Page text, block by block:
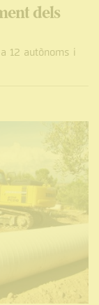
dels
12 autònoms i